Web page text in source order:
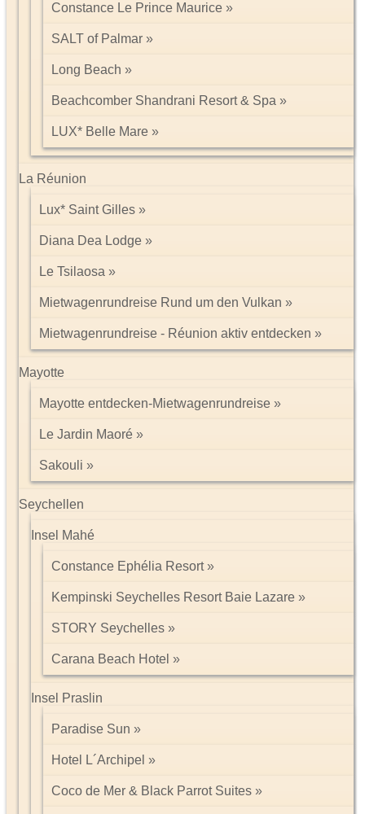
Constance Le Prince Maurice
SALT of Palmar
Long Beach
Beachcomber Shandrani Resort & Spa
LUX* Belle Mare
La Réunion
Lux* Saint Gilles
Diana Dea Lodge
Le Tsilaosa
Mietwagenrundreise Rund um den Vulkan
Mietwagenrundreise - Réunion aktiv entdecken
Mayotte
Mayotte entdecken-Mietwagenrundreise
Le Jardin Maoré
Sakouli
Seychellen
Insel Mahé
Constance Ephélia Resort
Kempinski Seychelles Resort Baie Lazare
STORY Seychelles
Carana Beach Hotel
Insel Praslin
Paradise Sun
Hotel L´Archipel
Coco de Mer & Black Parrot Suites